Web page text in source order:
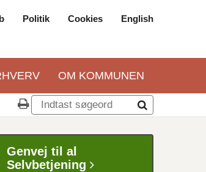
Politik Cookies English
OM KOMMUNEN
Genvej til al
Selvbetjening